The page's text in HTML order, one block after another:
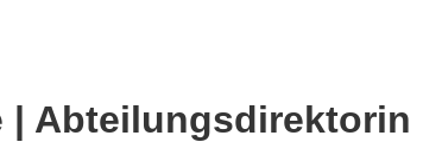
| Abteilungsdirektorin